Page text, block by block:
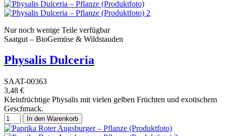
Nur noch wenige Teile verfügbar
Saatgut – BioGemüse & Wildstauden
Physalis Dulceria
SAAT-00363
3,48 €
Kleinfrüchtige Physalis mit vielen gelben Früchten und exotischem
Geschmack.
In den Warenkorb